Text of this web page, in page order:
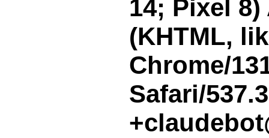
14; Pixel
(KHTML,
Chrome/
Safari/